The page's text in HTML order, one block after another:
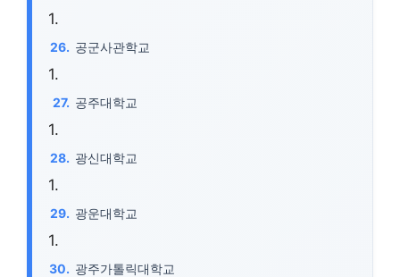
공군사관학교
공주대학교
광신대학교
광운대학교
광주가톨릭대학교